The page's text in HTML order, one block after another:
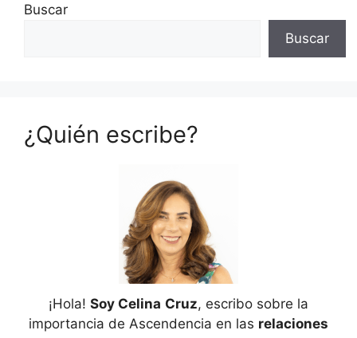
Buscar
Buscar
¿Quién escribe?
¡Hola! Soy Celina Cruz, escribo sobre la
importancia de Ascendencia en las relaciones